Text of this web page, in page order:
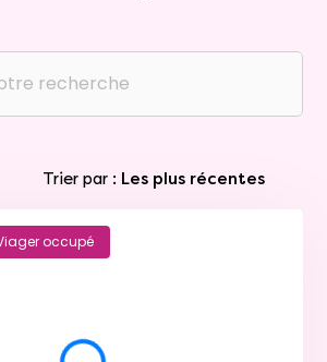
recherche
Trier par : Les plus récentes
occupé